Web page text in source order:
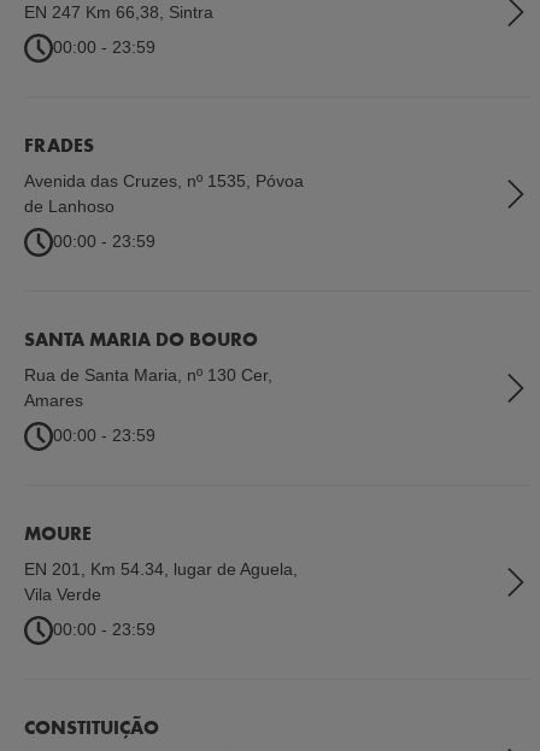
EN 247 Km 66,38
Sintra
00:00 - 23:59
FRADES
Avenida das Cruzes, nº 1535
Póvoa
de Lanhoso
00:00 - 23:59
SANTA MARIA DO BOURO
Rua de Santa Maria, nº 130 Cer,
Amares
00:00 - 23:59
MOURE
EN 201, Km 54.34, lugar de Aguela
Vila Verde
00:00 - 23:59
CONSTITUIÇÃO